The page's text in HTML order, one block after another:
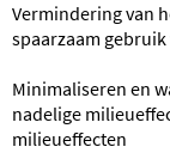
Vermindering van
spaarzaam
Minimaliseren en
nadelige
milieueffecten